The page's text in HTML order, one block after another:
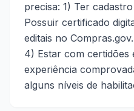
precisa: 1) Ter
Possuir certificado
editais no
4) Estar com certidões
experiência
alguns níveis de